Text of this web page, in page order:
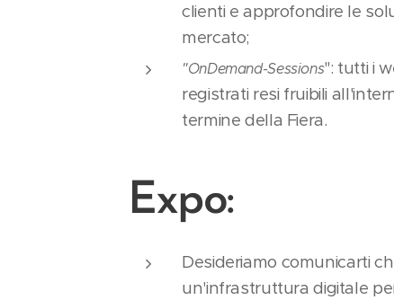
clienti e approfondire le
mercato;
"OnDemand-Sessions": tutti i
registrati resi fruibili
termine della Fiera.
Expo:
Desideriamo comunicarti
un'infrastruttura digitale